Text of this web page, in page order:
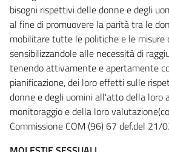
bisogni rispettivi delle donne e degli
al fine di promuovere la parità tra le
mobilitare tutte le politiche e le misure
sensibilizzandole alle necessità di
tenendo attivamente e apertamente
pianificazione, dei loro effetti sulle
donne e degli uomini all'atto della loro
monitoraggio e della loro
Commissione COM (96) 67 def.del 21/